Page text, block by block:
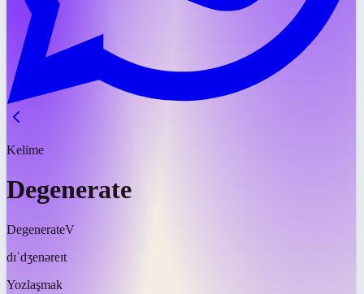
Kelime
Degenerate
DegenerateV
dɪˈdʒenəreɪt
Yozlaşmak